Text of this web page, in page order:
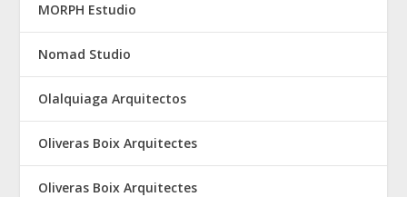
MORPH Estudio
Nomad Studio
Olalquiaga Arquitectos
Oliveras Boix Arquitectes
Oliveras Boix Arquitectes